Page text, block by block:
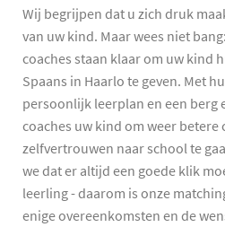
Wij begrijpen dat u zich druk
van uw kind. Maar wees niet
coaches staan klaar om uw kind
Spaans in Haarlo te geven. Met
persoonlijk leerplan en een berg
coaches uw kind om weer betere
zelfvertrouwen naar school te
we dat er altijd een goede klik
leerling - daarom is onze
enige overeenkomsten en de